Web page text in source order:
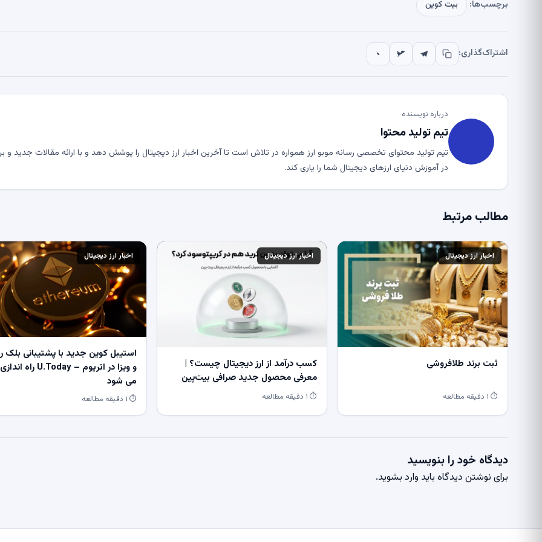
برچسب‌ها: بیت کوین
اشتراک‌گذاری:
درباره نویسنده
تیم تولید محتوا
تیم تولید محتوای تخصصی رسانه موبو ارز همواره در تلاش است تا آخرین اخبار ارز دیجیتال را پوشش دهد و با ارائه مقالات جدید و
در آموزش دنیای ارزهای دیجیتال شما را یاری کند.
مطالب مرتبط
اخبار ارز دیجیتال
ثبت برند طلافروشی
⏱ ۱ دقیقه مطالعه
اخبار ارز دیجیتال
کسب درآمد از ارز دیجیتال چیست؟ |
معرفی محصول جدید صرافی بیت‌پین
⏱ ۱ دقیقه مطالعه
اخبار ارز دیجیتال
استیبل کوین جدید با پشتیبانی بلک
و ویزا در اتریوم – U.Today راه اندازی
می شود
⏱ ۱ دقیقه مطالعه
دیدگاه خود را بنویسید
برای نوشتن دیدگاه باید وارد بشوید.